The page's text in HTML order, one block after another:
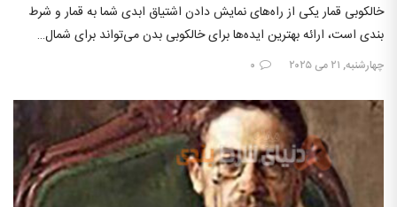
خالکوبی قمار یکی از راه‌های نمایش دادن اشتیاق ابدی شما به قمار و شرط
بندی است، ارائه بهترین ایده‌ها برای خالکوبی بدن می‌تواند برای شمال…
چهارشنبه, ۲۱ می ۲۰۲۵ ۰